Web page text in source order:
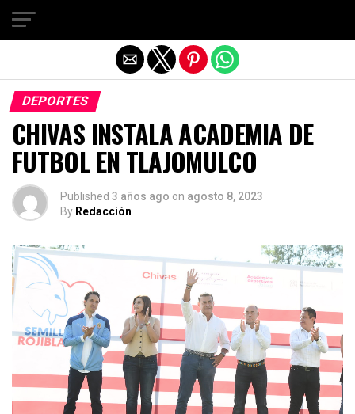
DEPORTES
CHIVAS INSTALA ACADEMIA DE
FUTBOL EN TLAJOMULCO
Published 3 años ago on agosto 8, 2023
By Redacción